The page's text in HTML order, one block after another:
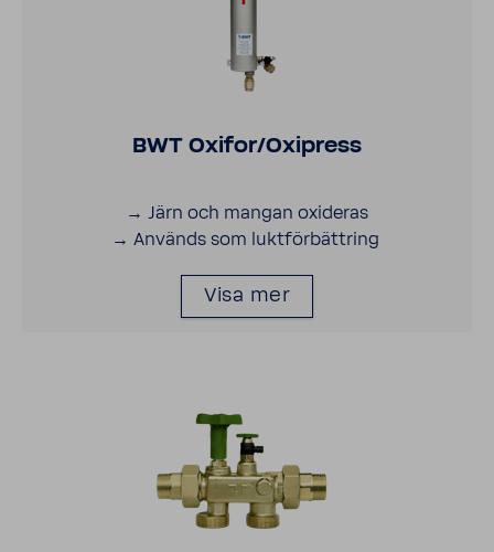
BWT Oxifor/Oxipress
→ Järn och mangan oxideras
→ Används som lukt­för­bätt­ring
Visa mer